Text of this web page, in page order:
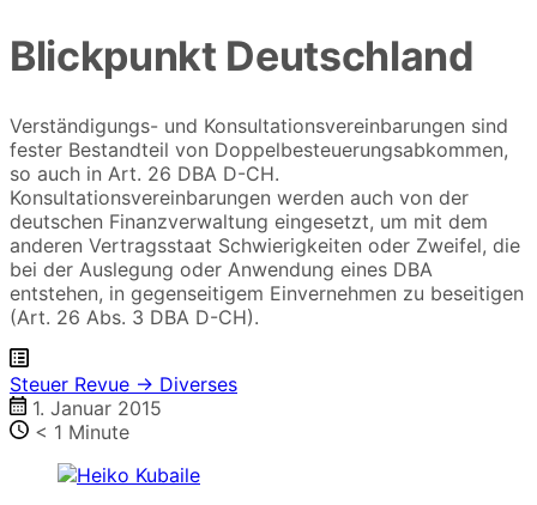
Blickpunkt Deutschland
Verständigungs- und Konsultationsvereinbarungen sind
fester Bestandteil von Doppelbesteuerungsabkommen,
so auch in Art. 26 DBA D-CH.
Konsultationsvereinbarungen werden auch von der
deutschen Finanzverwaltung eingesetzt, um mit dem
anderen Vertragsstaat Schwierigkeiten oder Zweifel, die
bei der Auslegung oder Anwendung eines DBA
entstehen, in gegenseitigem Einvernehmen zu beseitigen
(Art. 26 Abs. 3 DBA D-CH).
Steuer Revue → Diverses
1. Januar 2015
< 1 Minute